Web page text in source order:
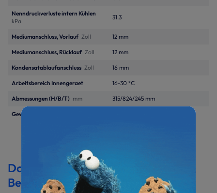
Nenndruckverluste intern Kühlen
kPa
31.3
Mediumanschluss, Vorlauf Zoll 12 mm
Mediumanschluss, Rücklauf Zoll 12 mm
Kondensatablaufanschluss Zoll 16 mm
Arbeitsbereich Innengeraet 16-30 °C
Abmessungen (H/B/T) mm 315/824/245 mm
Gewicht
Dokumentation &
Bedienungsanleitungen